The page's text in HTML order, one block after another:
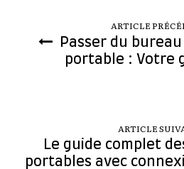
ARTICLE
Passer du
portable : Votre
ARTICLE
Le guide complet
portables avec